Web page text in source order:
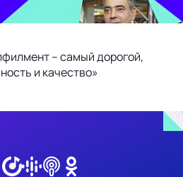
– самый дорогой,
и качество»